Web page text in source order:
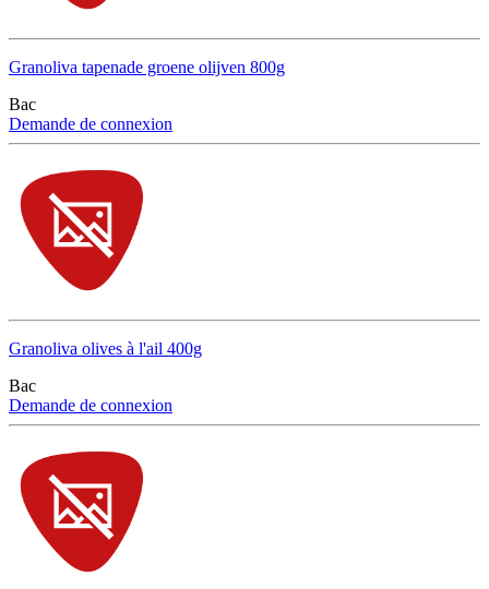
Granoliva tapenade groene olijven 800g
Bac
Demande de connexion
Granoliva olives à l'ail 400g
Bac
Demande de connexion